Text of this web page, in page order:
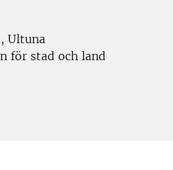
Ultuna
för stad och land